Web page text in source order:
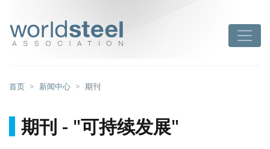
首页 新闻中心 期刊
期刊 - "可持续发展"